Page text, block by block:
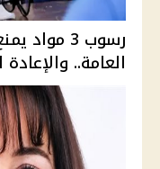
رسوب 3
العامة..